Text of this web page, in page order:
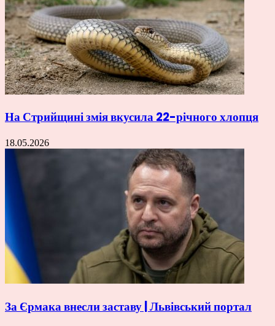
На Стрийщині змія вкусила 22-річного хлопця
18.05.2026
За Єрмака внесли заставу | Львівський портал